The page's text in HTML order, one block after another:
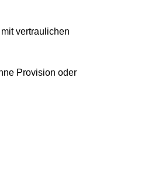
vertraulichen
Provision oder